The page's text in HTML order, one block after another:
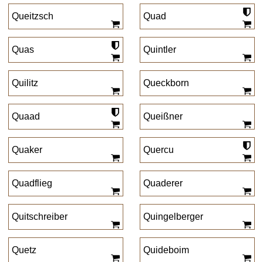
Queitzsch Quad
Quas Quintler
Quilitz Queckborn
Quaad Queißner
Quaker Quercu
Quadflieg Quaderer
Quitschreiber Quingelberger
Quetz Quideboim